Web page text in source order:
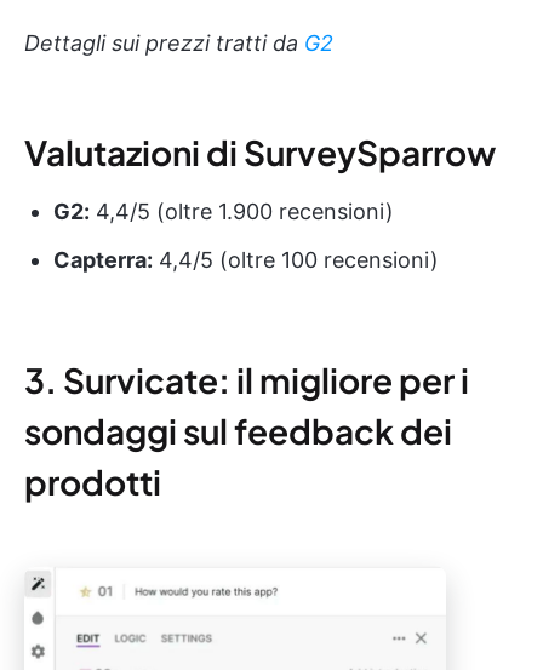
Dettagli sui prezzi tratti da G2
Valutazioni di SurveySparrow
G2: 4,4/5 (oltre 1.900 recensioni)
Capterra: 4,4/5 (oltre 100 recensioni)
3. Survicate: il migliore per i
sondaggi sul feedback dei
prodotti